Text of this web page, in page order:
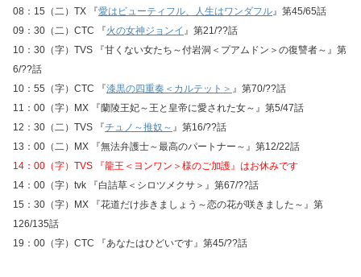
08：15（二）TX 『愛はビューティフル、人生はワンダフル』第45/65話
09：30（二）CTC 『火の女神ジョンイ 』第21/??話
10：30（字）TVS 『甘くない女たち～付岩洞＜プアムドン＞の復讐者～』第
6/??話
10：55（字）CTC 『漆黒の四重奏＜カルテット＞ 』第70/??話
11：00（字）MX 『蘭陵王妃～王と皇帝に愛された女～』第5/47話
12：30（二）TVS 『チュノ～推奴～ 』第16/??話
13：00（二）MX 『無法弁護士～最高のパートナー～』第12/22話
14：00（字）TVS 『龍王＜ヨンワン＞様のご加護』はお休みです
14：00（字）tvk 『白詰草＜シロツメクサ＞』第67/??話
15：30（字）MX 『花道だけ歩きましょう～恋の花が咲きました～』第
126/135話
19：00（字）CTC 『あなたはひどいです』第45/??話